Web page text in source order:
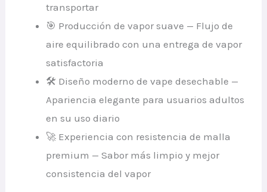
transportar
🎯 Producción de vapor suave — Flujo de
aire equilibrado con una entrega de vapor
satisfactoria
🛠 Diseño moderno de vape desechable —
Apariencia elegante para usuarios adultos
en su uso diario
🚀 Experiencia con resistencia de malla
premium — Sabor más limpio y mejor
consistencia del vapor